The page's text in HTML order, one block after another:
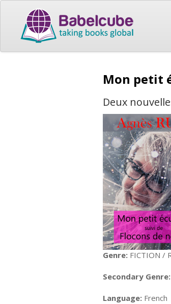
Mon petit
Deux
Genre: FICTION /
Secondary Genre:
Language: French